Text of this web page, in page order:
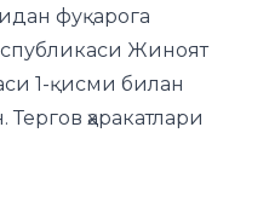
фуқарога
Жиноят
1-қисми билан
ҳаракатлари